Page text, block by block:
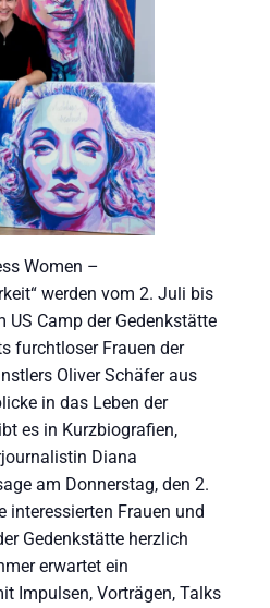
Women –
werden vom 2. Juli bis
US Camp der Gedenkstätte
furchtloser Frauen der
Oliver Schäfer aus
in das Leben der
es in Kurzbiografien,
Diana
am Donnerstag, den 2.
interessierten Frauen und
Gedenkstätte herzlich
erwartet ein
Impulsen, Vorträgen, Talks